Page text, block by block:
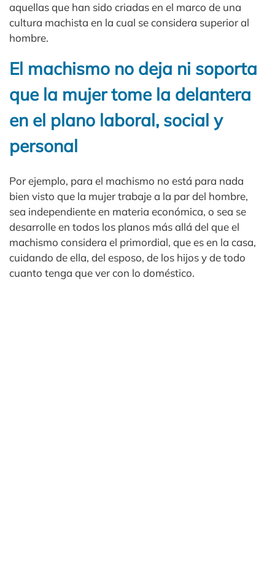
aquellas que han sido criadas en el marco de una
cultura machista en la cual se considera superior al
hombre.
El machismo no deja ni soporta
que la mujer tome la delantera
en el plano laboral, social y
personal
Por ejemplo, para el machismo no está para nada
bien visto que la mujer trabaje a la par del hombre,
sea independiente en materia económica, o sea se
desarrolle en todos los planos más allá del que el
machismo considera el primordial, que es en la casa,
cuidando de ella, del esposo, de los hijos y de todo
cuanto tenga que ver con lo doméstico.